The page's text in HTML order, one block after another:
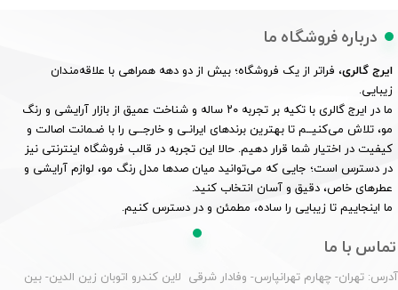
درباره فروشگاه ما
ایرج گالری، فراتر از یک فروشگاه؛ بیش از دو دهه همراهی با علاقه‌مندان
زیبایی.
ما در ایرج گالری با تکیه بر تجربه ۲۰ ساله و شناخت عمیق از بازار آرایشی و رنگ
مو، تلاش می‌کنیــم تا بهترین برندهای ایرانـی و خارجــی را با ضـمانت اصالت و
کیفیت در اختیار شما قرار دهیم. حالا این تجربه در قالب فروشگاه اینترنتی نیز
در دسترس است؛ جایی که می‌توانید میان صدها مدل رنگ مو، لوازم آرایشی و
عطرهای خاص، دقیق و آسان انتخاب کنید.
ما اینجاییم تا زیبایی را ساده، مطمئن و در دسترس کنیم.
تماس با ما
آدرس: تهران- چهارم تهرانپارس- وفادار شرقی لاین کندرو اتوبان زین الدین- بین